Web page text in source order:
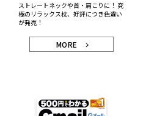
ストレートネックや首・肩こりに！ 究
極のリラックス枕、好評につき色違い
が発売！
MORE